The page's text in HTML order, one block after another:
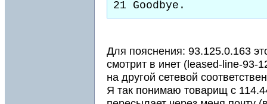
Для пояснения: 93.125.0.163
смотрит в инет (leased-line-93-
на другой сетевой
Я так понимаю товарищ с